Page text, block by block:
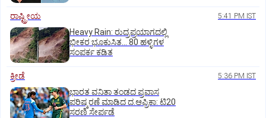
ರಾಷ್ಟ್ರೀಯ 5:41 PM IST
Heavy Rain: ರುದ್ರಪ್ರಯಾಗದಲ್ಲಿ
ಭೀಕರ ಭೂಕುಸಿತ... 80 ಹಳ್ಳಿಗಳ
ಸಂಪರ್ಕ ಕಡಿತ
ಕ್ರೀಡೆ 5:36 PM IST
ಭಾರತ ವನಿತಾ ತಂಡದ ಪ್ರವಾಸ
ಪರಿಷ್ಕರಣೆ ಮಾಡಿದ ದ.ಆಫ್ರಿಕಾ: ಟಿ20
ಸರಣಿ ಸೇರ್ಪಡೆ